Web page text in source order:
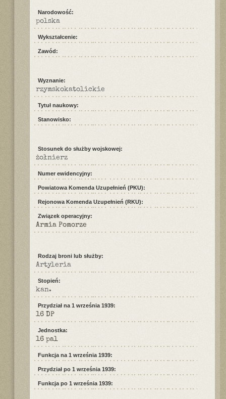
Narodowość:
polska
Wykształcenie:
Zawód:
Wyznanie:
rzymskokatolickie
Tytuł naukowy:
Stanowisko:
Stosunek do służby wojskowej:
żołnierz
Numer ewidencyjny:
Powiatowa Komenda Uzupełnień (PKU):
Rejonowa Komenda Uzupełnień (RKU):
Związek operacyjny:
Armia Pomorze
Rodzaj broni lub służby:
Artyleria
Stopień:
kan.
Przydział na 1 września 1939:
16 DP
Jednostka:
16 pal
Funkcja na 1 września 1939:
Przydział po 1 września 1939:
Funkcja po 1 września 1939: